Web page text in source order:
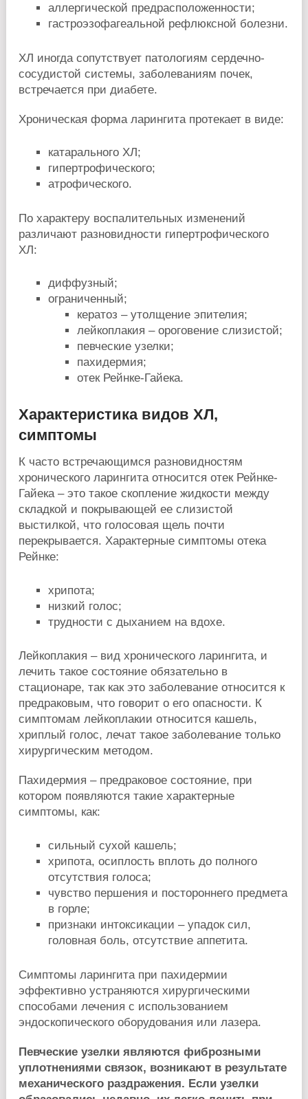
аллергической предрасположенности;
гастроэзофагеальной рефлюксной болезни.
ХЛ иногда сопутствует патологиям сердечно-
сосудистой системы, заболеваниям почек,
встречается при диабете.
Хроническая форма ларингита протекает в виде:
катарального ХЛ;
гипертрофического;
атрофического.
По характеру воспалительных изменений
различают разновидности гипертрофического
ХЛ:
диффузный;
ограниченный;
кератоз – утолщение эпителия;
лейкоплакия – ороговение слизистой;
певческие узелки;
пахидермия;
отек Рейнке-Гайека.
Характеристика видов ХЛ,
симптомы
К часто встречающимся разновидностям
хронического ларингита относится отек Рейнке-
Гайека – это такое скопление жидкости между
складкой и покрывающей ее слизистой
выстилкой, что голосовая щель почти
перекрывается. Характерные симптомы отека
Рейнке:
хрипота;
низкий голос;
трудности с дыханием на вдохе.
Лейкоплакия – вид хронического ларингита, и
лечить такое состояние обязательно в
стационаре, так как это заболевание относится к
предраковым, что говорит о его опасности. К
симптомам лейкоплакии относится кашель,
хриплый голос, лечат такое заболевание только
хирургическим методом.
Пахидермия – предраковое состояние, при
котором появляются такие характерные
симптомы, как:
сильный сухой кашель;
хрипота, осиплость вплоть до полного
отсутствия голоса;
чувство першения и постороннего предмета
в горле;
признаки интоксикации – упадок сил,
головная боль, отсутствие аппетита.
Симптомы ларингита при пахидермии
эффективно устраняются хирургическими
способами лечения с использованием
эндоскопического оборудования или лазера.
Певческие узелки являются фиброзными
уплотнениями связок, возникают в результате
механического раздражения. Если узелки